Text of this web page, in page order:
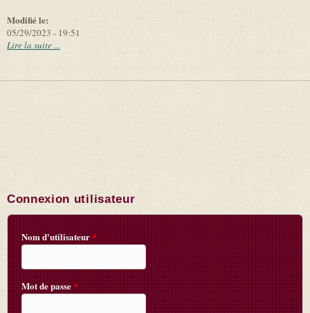
Modifié le:
05/29/2023 - 19:51
Lire la suite ...
Connexion utilisateur
Nom d'utilisateur*
Mot de passe*